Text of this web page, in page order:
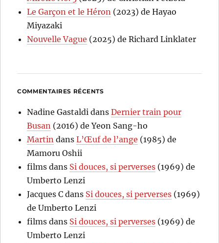
Le Garçon et le Héron (2023) de Hayao
Miyazaki
Nouvelle Vague (2025) de Richard Linklater
COMMENTAIRES RÉCENTS
Nadine Gastaldi dansDernier train pour
Busan (2016) de Yeon Sang-ho
Martin dansL’Œuf de l’ange (1985) de
Mamoru Oshii
films dans Si douces, si perverses (1969) de
Umberto Lenzi
Jacques C dans Si douces, si perverses (1969)
de Umberto Lenzi
films dans Si douces, si perverses (1969) de
Umberto Lenzi